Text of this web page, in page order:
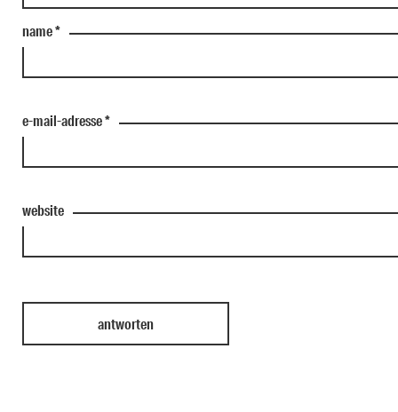
name*
e-mail-adresse*
website